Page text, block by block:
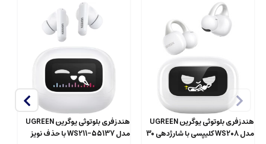
هندزفری بلوتوثی یوگرین UGREEN
مدل WS208 کلیپسی با شارژدهی 30
هندزفری بلوتوثی یوگرین UGREEN
مدل ‎WS211-55137 با حذف نویز